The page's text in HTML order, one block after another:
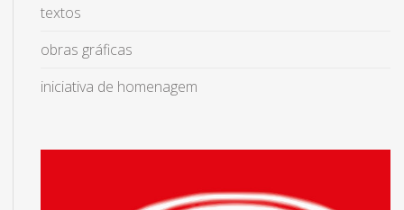
textos
obras gráficas
iniciativa de homenagem